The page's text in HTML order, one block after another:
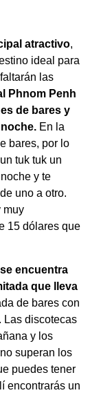
atractivo,
ideal para
las
Phnom Penh
de bares y
En la
bares, por lo
tuk tuk un
y te
uno a otro.
muy
15 dólares que
encuentra
que lleva
de bares con
Las discotecas
y los
superan los
puedes tener
encontrarás un